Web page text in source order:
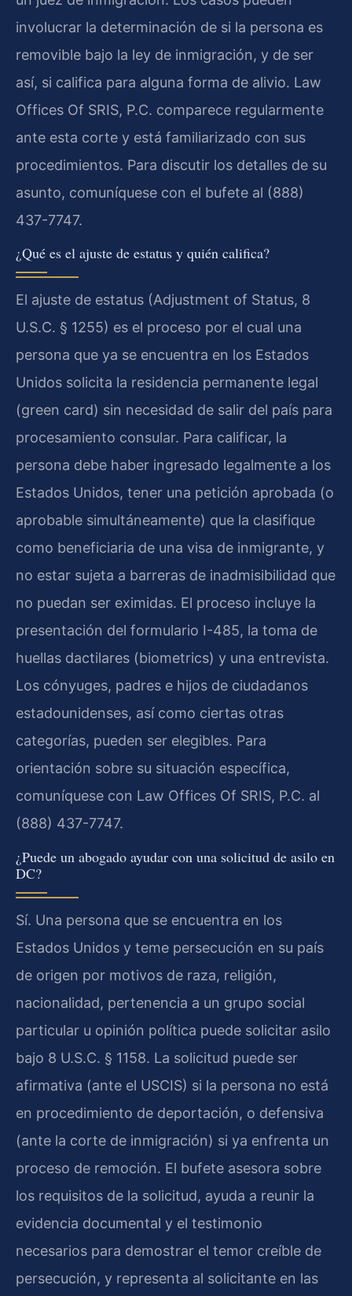
involucrar la determinación de si la persona es
removible bajo la ley de inmigración, y de ser
así, si califica para alguna forma de alivio. Law
Offices Of SRIS, P.C. comparece regularmente
ante esta corte y está familiarizado con sus
procedimientos. Para discutir los detalles de su
asunto, comuníquese con el bufete al (888)
437-7747.
¿Qué es el ajuste de estatus y quién califica?
El ajuste de estatus (Adjustment of Status, 8
U.S.C. § 1255) es el proceso por el cual una
persona que ya se encuentra en los Estados
Unidos solicita la residencia permanente legal
(green card) sin necesidad de salir del país para
procesamiento consular. Para calificar, la
persona debe haber ingresado legalmente a los
Estados Unidos, tener una petición aprobada (o
aprobable simultáneamente) que la clasifique
como beneficiaria de una visa de inmigrante, y
no estar sujeta a barreras de inadmisibilidad que
no puedan ser eximidas. El proceso incluye la
presentación del formulario I-485, la toma de
huellas dactilares (biometrics) y una entrevista.
Los cónyuges, padres e hijos de ciudadanos
estadounidenses, así como ciertas otras
categorías, pueden ser elegibles. Para
orientación sobre su situación específica,
comuníquese con Law Offices Of SRIS, P.C. al
(888) 437-7747.
¿Puede un abogado ayudar con una solicitud de asilo en
DC?
Sí. Una persona que se encuentra en los
Estados Unidos y teme persecución en su país
de origen por motivos de raza, religión,
nacionalidad, pertenencia a un grupo social
particular u opinión política puede solicitar asilo
bajo 8 U.S.C. § 1158. La solicitud puede ser
afirmativa (ante el USCIS) si la persona no está
en procedimiento de deportación, o defensiva
(ante la corte de inmigración) si ya enfrenta un
proceso de remoción. El bufete asesora sobre
los requisitos de la solicitud, ayuda a reunir la
evidencia documental y el testimonio
necesarios para demostrar el temor creíble de
persecución, y representa al solicitante en las